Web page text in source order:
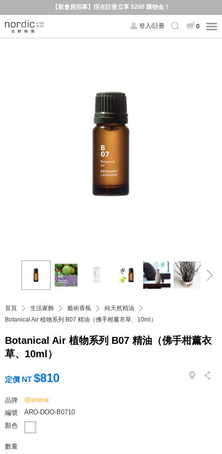
【新會員招募】現在註冊立享 $200 購物金！
登入/註冊 0
首頁 生活家飾 藝術香氛
純天然精油
Botanical Air 植物系列 B07 精油（佛手柑薰衣草、10ml）
Botanical Air 植物系列 B07 精油（佛手柑薰衣
草、10ml）
定價 NT $810
品牌
@aroma
編號
ARO-DOO-B0710
顏色
數量